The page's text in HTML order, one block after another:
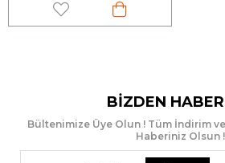
BIZDEN
Bültenimize Üye Olun ! Tüm İndirim
Haberiniz Olsun !